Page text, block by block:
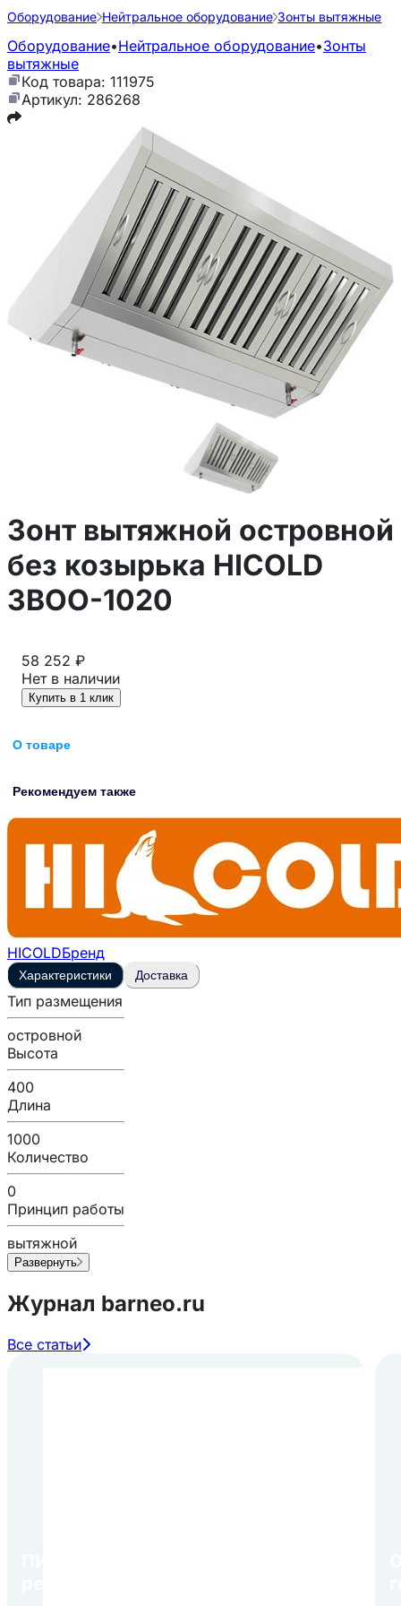
Оборудование Нейтральное оборудование Зонты вытяжные
Оборудование•Нейтральное оборудование•Зонты
вытяжные
Код товара: 111975
Артикул: 286268
Зонт вытяжной островной
без козырька HICOLD
ЗВОО-1020
58 252 ₽
Нет в наличии
Купить в 1 клик
О товаре
Рекомендуем также
HICOLDБренд
Характеристики Доставка
Тип размещения
островной
Высота
400
Длина
1000
Количество
0
Принцип работы
вытяжной
Развернуть
Журнал barneo.ru
Все статьи